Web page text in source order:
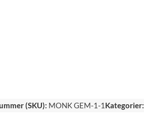
(SKU): MONK GEM-1-1 Kategorier: